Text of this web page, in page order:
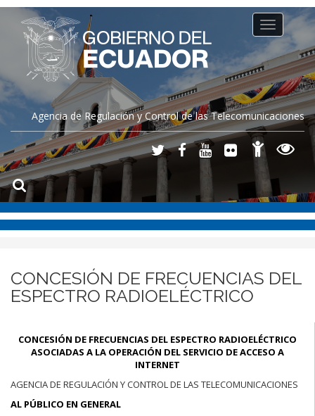
Agencia de Regulación y Control de las Telecomunicaciones
Toggle
navigation
CONCESIÓN DE FRECUENCIAS DEL
ESPECTRO RADIOELÉCTRICO
CONCESIÓN DE FRECUENCIAS DEL ESPECTRO RADIOELÉCTRICO
ASOCIADAS A LA OPERACIÓN DEL SERVICIO DE ACCESO A
INTERNET
AGENCIA DE REGULACIÓN Y CONTROL DE LAS TELECOMUNICACIONES
AL PÚBLICO EN GENERAL